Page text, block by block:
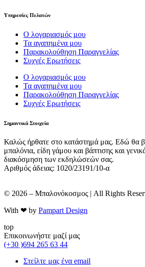
Υπηρεσίες Πελατών
Ο λογαριασμός μου
Τα αγαπημένα μου
Παρακολούθηση Παραγγελίας
Συχνές Ερωτήσεις
Ο λογαριασμός μου
Τα αγαπημένα μου
Παρακολούθηση Παραγγελίας
Συχνές Ερωτήσεις
Σημαντικά Στοιχεία
Καλώς ήρθατε στο κατάστημά μας. Εδώ θα
μπαλόνια, είδη γάμου και βάπτισης και
διακόσμηση των εκδηλώσεών σας.
Αριθμός άδειας: 1020/23191/10-α
© 2026 – Μπαλονόκοσμος | All Rights
With ❤ by Pampart Design
top
Επικοινωνήστε μαζί μας
(+30 )694 265 63 44
Στείλτε μας ένα email